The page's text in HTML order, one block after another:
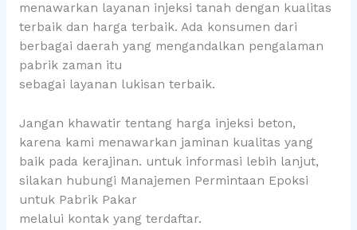
menawarkan layanan injeksi tanah dengan kualitas
terbaik dan harga terbaik. Ada konsumen dari
berbagai daerah yang mengandalkan pengalaman
pabrik zaman itu
sebagai layanan lukisan terbaik.
Jangan khawatir tentang harga injeksi beton,
karena kami menawarkan jaminan kualitas yang
baik pada kerajinan. untuk informasi lebih lanjut,
silakan hubungi Manajemen Permintaan Epoksi
untuk Pabrik Pakar
melalui kontak yang terdaftar.